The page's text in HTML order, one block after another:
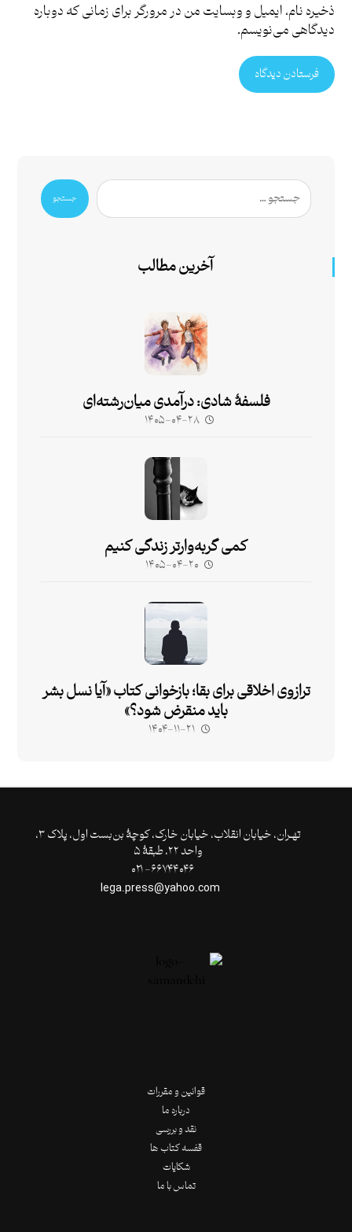
ذخیره نام، ایمیل و وبسایت من در مرورگر برای زمانی که دوباره
دیدگاهی می‌نویسم.
فرستادن دیدگاه
جستجو
آخرین مطالب
فلسفۀ شادی: درآمدی میان‌رشته‌ای
۱۴۰۵-۰۴-۲۸
کمی گربه‌وارتر زندگی کنیم
۱۴۰۵-۰۴-۲۰
ترازوی اخلاقی برای بقا؛ بازخوانی کتاب «آیا نسل بشر
باید منقرض شود؟»
۱۴۰۴-۱۱-۲۱
تهـران،‌ خیابان انقلاب، خیابان خارک، کوچۀ بن‌بست اول، پلاک ۳،
واحد ۲۲، طبقۀ ۵
قوانین و مقررات
درباره ما
نقد و بررسی
قفسه کتاب ها
شکایات
تماس با ما